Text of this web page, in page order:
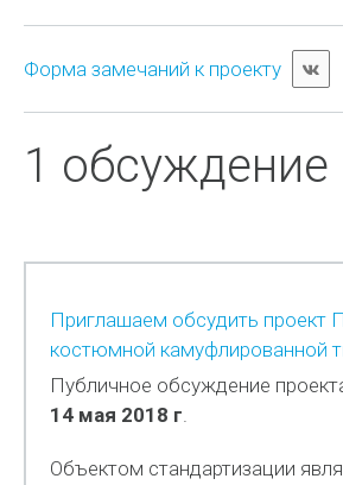
Форма замечаний к проекту
1 обсуждение
Приглашаем обсудить проект
костюмной камуфлированной
Публичное обсуждение
14 мая 2018 г.
Объектом стандартизации